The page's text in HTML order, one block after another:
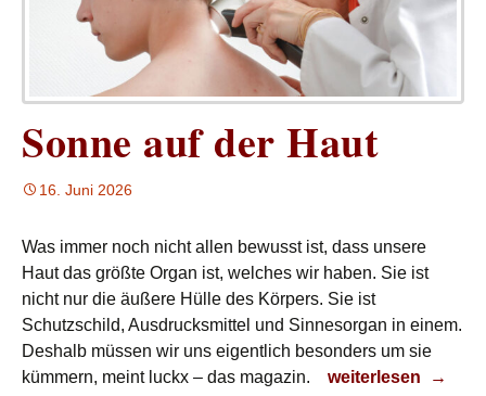
Sonne auf der Haut
16. Juni 2026
Was immer noch nicht allen bewusst ist, dass unsere
Haut das größte Organ ist, welches wir haben. Sie ist
nicht nur die äußere Hülle des Körpers. Sie ist
Schutzschild, Ausdrucksmittel und Sinnesorgan in einem.
Deshalb müssen wir uns eigentlich besonders um sie
kümmern, meint luckx – das magazin.
Sonne auf der Haut
weiterlesen →